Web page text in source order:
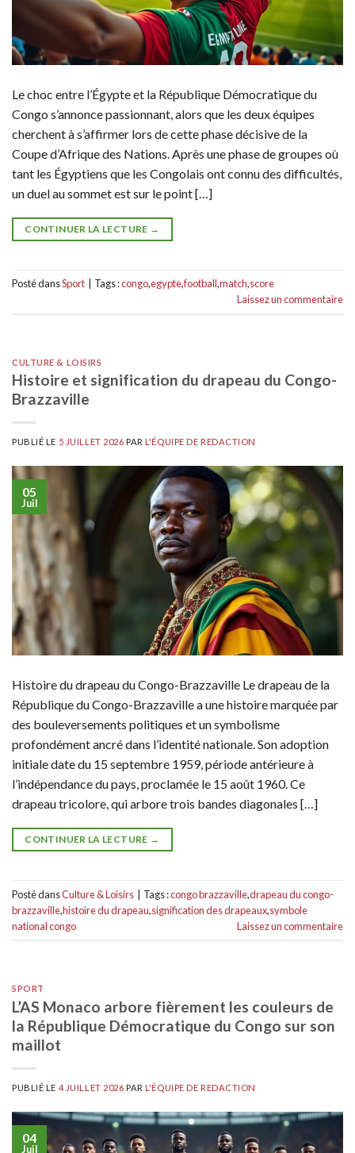
Le choc entre l’Égypte et la République Démocratique du
Congo s’annonce passionnant, alors que les deux équipes
cherchent à s’affirmer lors de cette phase décisive de la
Coupe d’Afrique des Nations. Après une phase de groupes où
tant les Égyptiens que les Congolais ont connu des difficultés,
un duel au sommet est sur le point […]
CONTINUER LA LECTURE →
Posté dansSport Tags :congo,egypte,football,match,score
Laissez un commentaire
CULTURE & LOISIRS
Histoire et signification du drapeau du Congo-
Brazzaville
PUBLIÉ LE 5 JUILLET 2026 PARL'ÉQUIPE DE REDACTION
05
Juil
Histoire du drapeau du Congo-Brazzaville Le drapeau de la
République du Congo-Brazzaville a une histoire marquée par
des bouleversements politiques et un symbolisme
profondément ancré dans l’identité nationale. Son adoption
initiale date du 15 septembre 1959, période antérieure à
l’indépendance du pays, proclamée le 15 août 1960. Ce
drapeau tricolore, qui arbore trois bandes diagonales […]
CONTINUER LA LECTURE →
Posté dansCulture & Loisirs | Tags :congo brazzaville,drapeau du congo-
brazzaville,histoire du drapeau,signification des drapeaux,symbole
national congo
Laissez un commentaire
SPORT
L’AS Monaco arbore fièrement les couleurs de
la République Démocratique du Congo sur son
maillot
PUBLIÉ LE 4 JUILLET 2026 PARL'ÉQUIPE DE REDACTION
04
Juil